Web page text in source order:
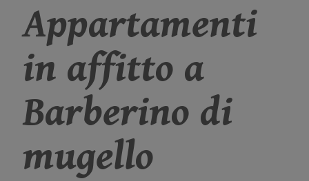
Appartamenti
in affitto a
Barberino di
mugello